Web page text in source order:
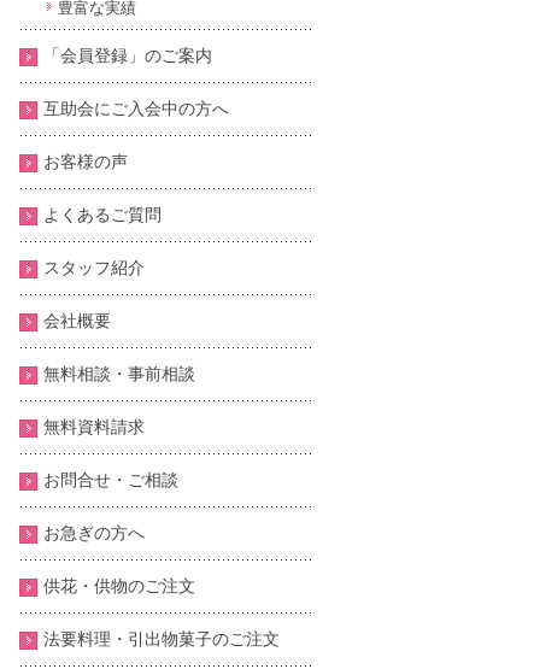
豊富な実績
「会員登録」のご案内
互助会にご入会中の方へ
お客様の声
よくあるご質問
スタッフ紹介
会社概要
無料相談・事前相談
無料資料請求
お問合せ・ご相談
お急ぎの方へ
供花・供物のご注文
法要料理・引出物菓子のご注文